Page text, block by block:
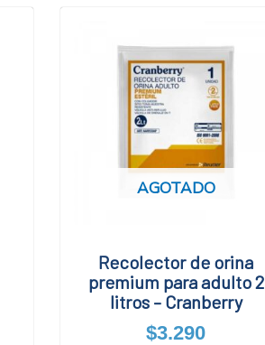
AGOTADO
Recolector de orina
premium para adulto 2
litros – Cranberry
$3.290